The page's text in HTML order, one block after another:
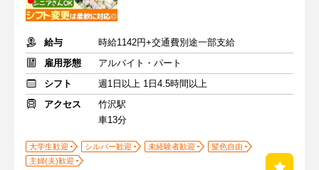
給与
時給1142円+交通費別途一部支給
雇用形態
アルバイト・パート
シフト
週1日以上 1日4.5時間以上
アクセス
竹沢駅
車13分
大学生歓迎 シルバー歓迎 未経験者歓迎
髪色自由
主婦(夫)歓迎